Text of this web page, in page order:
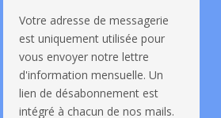
Votre adresse de messagerie
est uniquement utilisée pour
vous envoyer notre lettre
d'information mensuelle. Un
lien de désabonnement est
intégré à chacun de nos mails.